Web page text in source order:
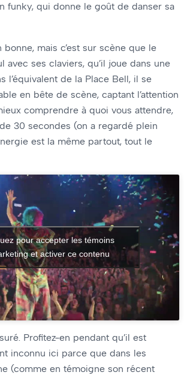
funky, qui donne le goût de danser sa
mais c’est sur scène que le
avec ses claviers, qu’il joue dans une
l’équivalent de la Place Bell, il se
en bête de scène, captant l’attention
comprendre à quoi vous attendre,
30 secondes (on a regardé plein
est la même partout, tout le
pour accepter les témoins
et activer ce contenu
Profitez-en pendant qu’il est
inconnu ici parce que dans les
(comme en témoigne son récent